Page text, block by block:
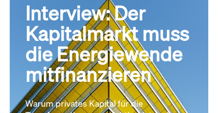
Interview: Der
Kapitalmarkt muss
die Energiewende
mitfinanzieren
Warum privates Kapital für die